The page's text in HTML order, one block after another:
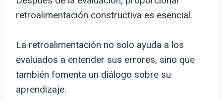
retroalimentación constructiva es esencial.
La retroalimentación no solo ayuda a los
evaluados a entender sus errores, sino que
también fomenta un diálogo sobre su
aprendizaje.